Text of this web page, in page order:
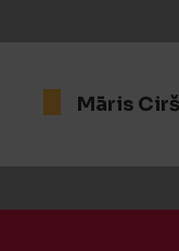
Māris